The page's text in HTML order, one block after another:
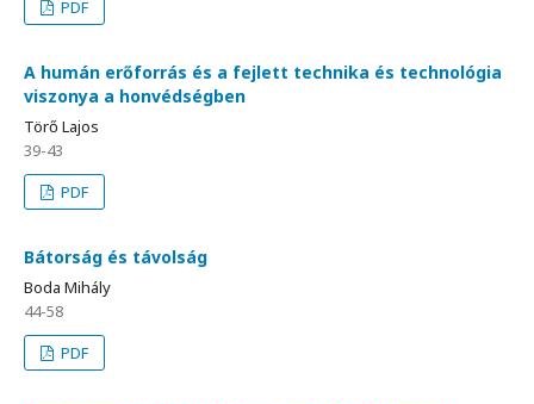
PDF
A humán erőforrás és a fejlett technika és technológia
viszonya a honvédségben
Törő Lajos
39-43
PDF
Bátorság és távolság
Boda Mihály
44-58
PDF